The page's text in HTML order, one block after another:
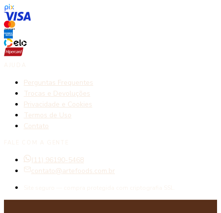
Perguntas Frequentes
Trocas e Devoluções
Privacidade e Cookies
Termos de Uso
Contato
(11) 96190-5468
contato@artefoods.com.br